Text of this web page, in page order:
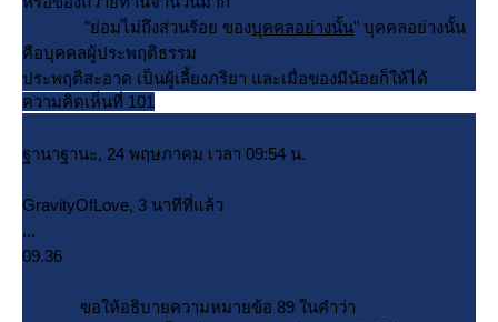
"ย่อมไม่ถึงส่วนร้อย ของบุคคลอย่างนั้น" บุคคลอย่างนั้น
คือบุคคลผู้ประพฤติธรรม
ประพฤติสะอาด เป็นผู้เลี้ยงภริยา และเมื่อของมีน้อยก็ให้ได้
ความคิดเห็นที่ 101
ฐานาฐานะ, 24 พฤษภาคม เวลา 09:54 น.
GravityOfLove, 3 นาทีที่แล้ว
...
09.36
ขอให้อธิบายความหมายข้อ 89 ในคำว่า